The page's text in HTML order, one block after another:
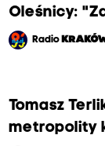
Oleśnicy:
Radio
Tomasz
metropolity